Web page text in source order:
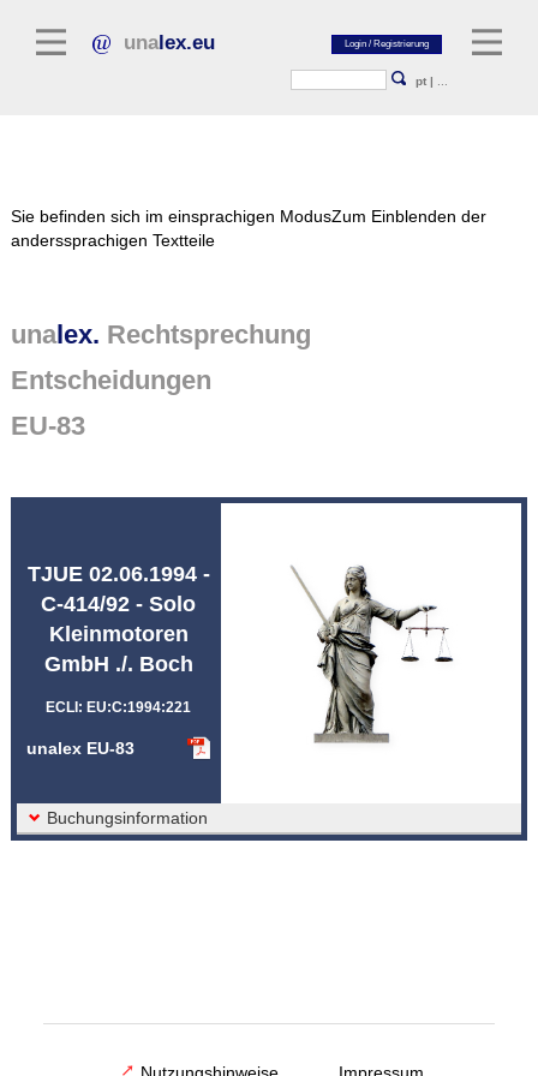
unalex.eu
pt |
Normtexte
Rechtsprechung
Sie befinden sich im einsprachigen ModusZum Einblenden der
anderssprachigen Textteile
unalex. Rechtsprechung
Entscheidungen
EU-83
TJUE 02.06.1994 -
C-414/92 - Solo
Kleinmotoren
GmbH ./. Boch
ECLI: EU:C:1994:221
unalex EU-83
Buchungsinformation
Nutzungshinweise Impressum